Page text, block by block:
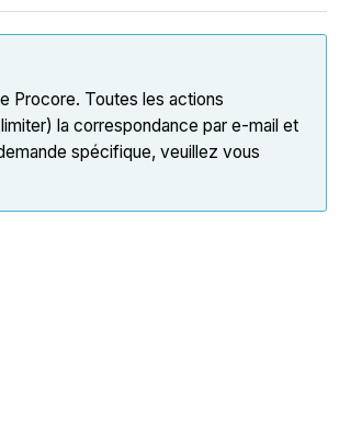
Procore. Toutes les actions
la correspondance par e-mail et
spécifique, veuillez vous